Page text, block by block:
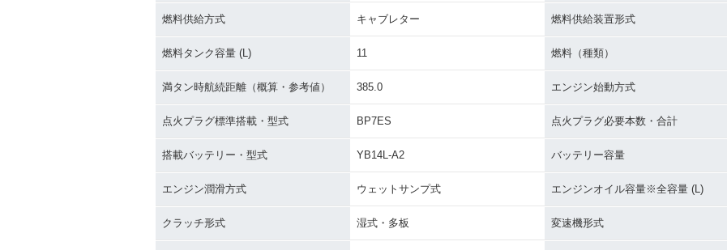
燃料供給方式 キャブレター 燃料供給装置形式
燃料タンク容量 (L) 11 燃料（種類）
満タン時航続距離（概算・参考値） 385.0 エンジン始動方式
点火プラグ標準搭載・型式 BP7ES 点火プラグ必要本数・合計
搭載バッテリー・型式 YB14L-A2 バッテリー容量
エンジン潤滑方式 ウェットサンプ式 エンジンオイル容量※全容量 (L)
クラッチ形式 湿式・多板 変速機形式